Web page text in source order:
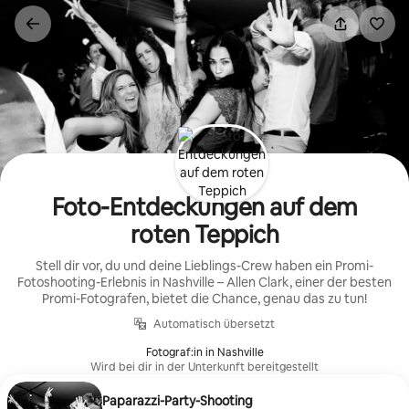
Inhalten
springen
Foto-Entdeckungen auf dem
roten Teppich
Stell dir vor, du und deine Lieblings-Crew haben ein Promi-
Fotoshooting-Erlebnis in Nashville – Allen Clark, einer der besten
Promi-Fotografen, bietet die Chance, genau das zu tun!
Automatisch übersetzt
Fotograf:in in Nashville
Wird bei dir in der Unterkunft bereitgestellt
Paparazzi-Party-Shooting